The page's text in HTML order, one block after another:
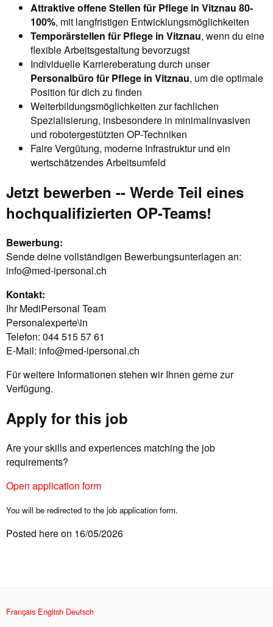
Attraktive offene Stellen für Pflege in Vitznau 80-
100%, mit langfristigen Entwicklungsmöglichkeiten
Temporärstellen für Pflege in Vitznau, wenn du eine
flexible Arbeitsgestaltung bevorzugst
Individuelle Karriereberatung durch unser
Personalbüro für Pflege in Vitznau, um die optimale
Position für dich zu finden
Weiterbildungsmöglichkeiten zur fachlichen
Spezialisierung, insbesondere in minimalinvasiven
und robotergestützten OP-Techniken
Faire Vergütung, moderne Infrastruktur und ein
wertschätzendes Arbeitsumfeld
Jetzt bewerben -- Werde Teil eines
hochqualifizierten OP-Teams!
Bewerbung:
Sende deine vollständigen Bewerbungsunterlagen an:
info@med-ipersonal.ch
Kontakt:
Ihr MediPersonal Team
Personalexperte\in
Telefon: 044 515 57 61
E-Mail: info@med-ipersonal.ch
Für weitere Informationen stehen wir Ihnen gerne zur
Verfügung.
Apply for this job
Are your skills and experiences matching the job
requirements?
Open application form
You will be redirected to the job application form.
Posted here on 16/05/2026
Français English Deutsch